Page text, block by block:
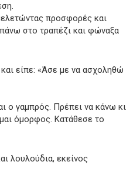
προσφορές και
στο τραπέζι και φώναξα
είπε: «Άσε με να ασχοληθώ
ο γαμπρός. Πρέπει να κάνω κι
όμορφος. Κατάθεσε το
λουλούδια, εκείνος